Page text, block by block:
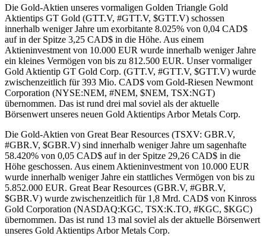
Die Gold-Aktien unseres vormaligen Golden Triangle Gold
Aktientips GT Gold (GTT.V, #GTT.V, $GTT.V) schossen
innerhalb weniger Jahre um exorbitante 8.025% von 0,04 CAD$
auf in der Spitze 3,25 CAD$ in die Höhe. Aus einem
Aktieninvestment von 10.000 EUR wurde innerhalb weniger Jahre
ein kleines Vermögen von bis zu 812.500 EUR. Unser vormaliger
Gold Aktientip GT Gold Corp. (GTT.V, #GTT.V, $GTT.V) wurde
zwischenzeitlich für 393 Mio. CAD$ vom Gold-Riesen Newmont
Corporation (NYSE:NEM, #NEM, $NEM, TSX:NGT)
übernommen. Das ist rund drei mal soviel als der aktuelle
Börsenwert unseres neuen Gold Aktientips Arbor Metals Corp.
Die Gold-Aktien von Great Bear Resources (TSXV: GBR.V,
#GBR.V, $GBR.V) sind innerhalb weniger Jahre um sagenhafte
58.420% von 0,05 CAD$ auf in der Spitze 29,26 CAD$ in die
Höhe geschossen. Aus einem Aktieninvestment von 10.000 EUR
wurde innerhalb weniger Jahre ein stattliches Vermögen von bis zu
5.852.000 EUR. Great Bear Resources (GBR.V, #GBR.V,
$GBR.V) wurde zwischenzeitlich für 1,8 Mrd. CAD$ von Kinross
Gold Corporation (NASDAQ:KGC, TSX:K.TO, #KGC, $KGC)
übernommen. Das ist rund 13 mal soviel als der aktuelle Börsenwert
unseres Gold Aktientips Arbor Metals Corp.